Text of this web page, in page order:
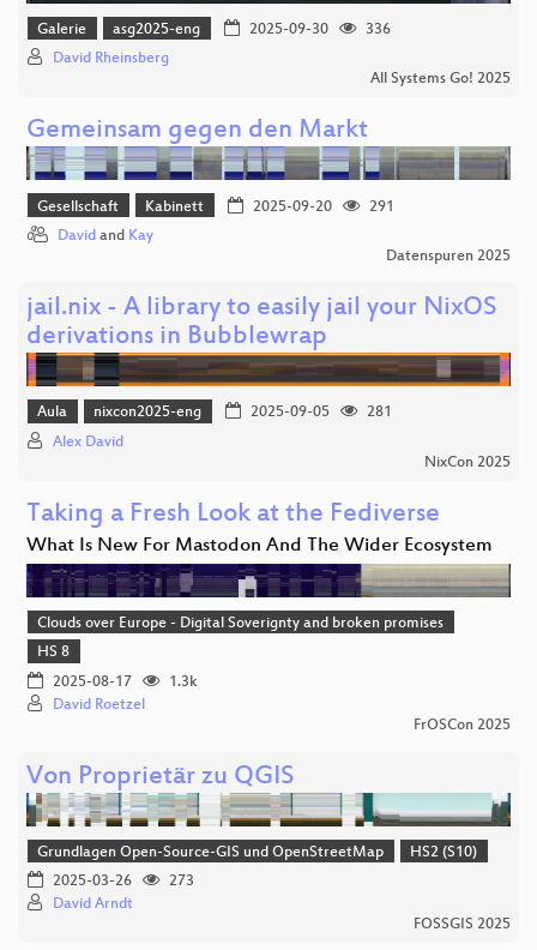
Galerie asg2025-eng 2025-09-30
336
David Rheinsberg
All Systems Go! 2025
Gemeinsam gegen den Markt
Gesellschaft Kabinett 2025-09-20
291
David and Kay
Datenspuren 2025
jail.nix - A library to easily jail your NixOS
derivations in Bubblewrap
Aula nixcon2025-eng 2025-09-05
281
Alex David
NixCon 2025
Taking a Fresh Look at the Fediverse
What Is New For Mastodon And The Wider Ecosystem
Clouds over Europe - Digital Soverignty and broken promises
HS 8
2025-08-17
1.3k
David Roetzel
FrOSCon 2025
Von Proprietär zu QGIS
Grundlagen Open-Source-GIS und OpenStreetMap
HS2 (S10)
2025-03-26
273
David Arndt
FOSSGIS 2025